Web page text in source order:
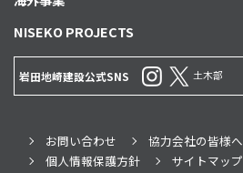
NISEKO PROJECTS
岩田地崎建設公式SNS 土木部
お問い合わせ
協力会社の皆様へ
個人情報保護方針
サイトマップ